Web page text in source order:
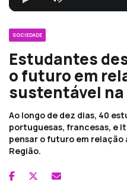
SOCIEDADE
Estudantes
o futuro em
sustentável
Ao longo de dez dias, 40
portuguesas, francesas, e
pensar o futuro em
Região.